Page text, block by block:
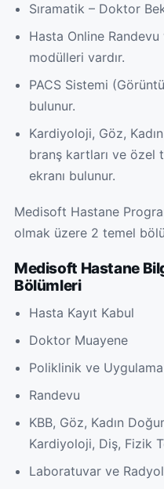
Sıramatik – Doktor
Hasta Online
modülleri vardır.
PACS Sistemi
bulunur.
Kardiyoloji, Göz,
branş kartları ve özel
ekranı bulunur.
Medisoft Hastane
olmak üzere 2 temel
Medisoft Hastane
Bölümleri
Hasta Kayıt Kabul
Doktor Muayene
Poliklinik ve
Randevu
KBB, Göz, Kadın
Kardiyoloji, Diş, Fizik
Laboratuvar ve